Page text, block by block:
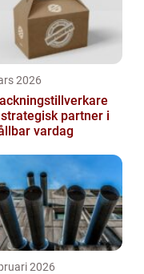
2026
partner i
vardag
2026